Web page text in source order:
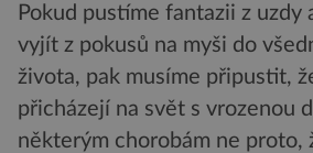
Pokud pustíme fantazii z uzdy
vyjít z pokusů na myši do
života, pak musíme připustit,
přicházejí na svět s vrozenou
některým chorobám ne proto,